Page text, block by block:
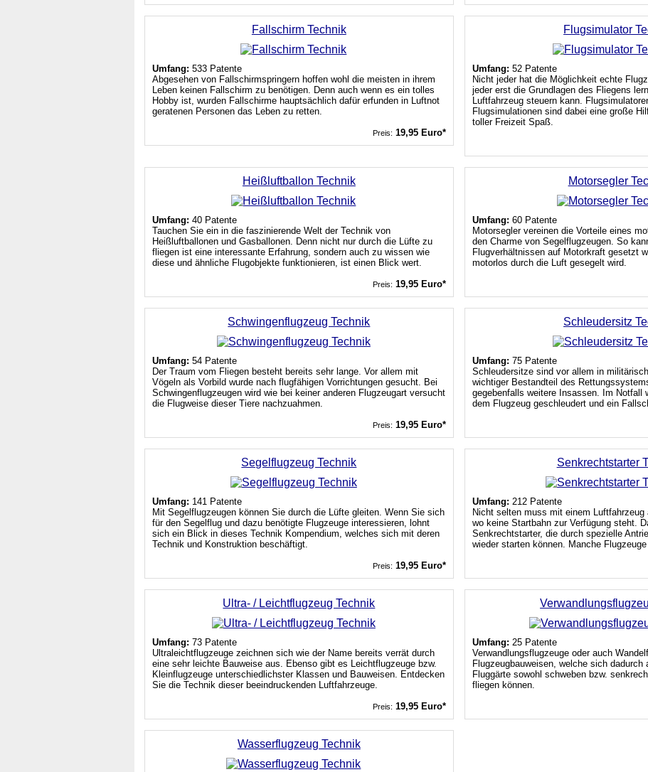
Fallschirm Technik
Umfang: 533 Patente
Abgesehen von Fallschirmspringern hoffen wohl die meisten in ihrem
Leben keinen Fallschirm zu benötigen. Denn auch wenn es ein tolles
Hobby ist, wurden Fallschirme hauptsächlich dafür erfunden in Luftnot
geratenen Personen das Leben zu retten.
Preis: 19,95 Euro*
Flugsimulator
Umfang: 52 Patente
Nicht jeder hat die Möglichkeit echte
jeder erst die Grundlagen des Fliegens
Luftfahrzeug steuern kann.
Flugsimulationen sind dabei eine große
toller Freizeit Spaß.
Heißluftballon Technik
Umfang: 40 Patente
Tauchen Sie ein in die faszinierende Welt der Technik von
Heißluftballonen und Gasballonen. Denn nicht nur durch die Lüfte zu
fliegen ist eine interessante Erfahrung, sondern auch zu wissen wie
diese und ähnliche Flugobjekte funktionieren, ist einen Blick wert.
Preis: 19,95 Euro*
Motorsegler
Umfang: 60 Patente
Motorsegler vereinen die Vorteile eines
den Charme von Segelflugzeugen. So
Flugverhältnissen auf Motorkraft gesetzt
motorlos durch die Luft gesegelt wird.
Schwingenflugzeug Technik
Umfang: 54 Patente
Der Traum vom Fliegen besteht bereits sehr lange. Vor allem mit
Vögeln als Vorbild wurde nach flugfähigen Vorrichtungen gesucht. Bei
Schwingenflugzeugen wird wie bei keiner anderen Flugzeugart versucht
die Flugweise dieser Tiere nachzuahmen.
Preis: 19,95 Euro*
Schleudersitz
Umfang: 75 Patente
Schleudersitze sind vor allem in
wichtiger Bestandteil des
gegebenfalls weitere Insassen. Im Notfall
dem Flugzeug geschleudert und ein
Segelflugzeug Technik
Umfang: 141 Patente
Mit Segelflugzeugen können Sie durch die Lüfte gleiten. Wenn Sie sich
für den Segelflug und dazu benötigte Flugzeuge interessieren, lohnt
sich ein Blick in dieses Technik Kompendium, welches sich mit deren
Technik und Konstruktion beschäftigt.
Preis: 19,95 Euro*
Senkrechtstarter
Umfang: 212 Patente
Nicht selten muss mit einem Luftfahrzeug
wo keine Startbahn zur Verfügung steht.
Senkrechtstarter, die durch spezielle
wieder starten können. Manche
Ultra- / Leichtflugzeug Technik
Umfang: 73 Patente
Ultraleichtflugzeuge zeichnen sich wie der Name bereits verrät durch
eine sehr leichte Bauweise aus. Ebenso gibt es Leichtflugzeuge bzw.
Kleinflugzeuge unterschiedlichster Klassen und Bauweisen. Entdecken
Sie die Technik dieser beeindruckenden Luftfahrzeuge.
Preis: 19,95 Euro*
Umfang: 25 Patente
Verwandlungsflugzeuge oder auch
Flugzeugbauweisen, welche sich
Fluggärte sowohl schweben bzw.
fliegen können.
Wasserflugzeug Technik